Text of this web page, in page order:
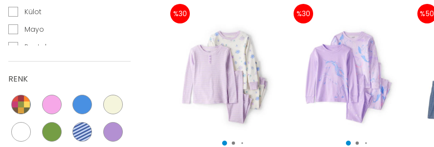
Külot
Mayo
Pantolon
Pijama
Salopet
Şapka
Şort
RENK
%30 %30 %50